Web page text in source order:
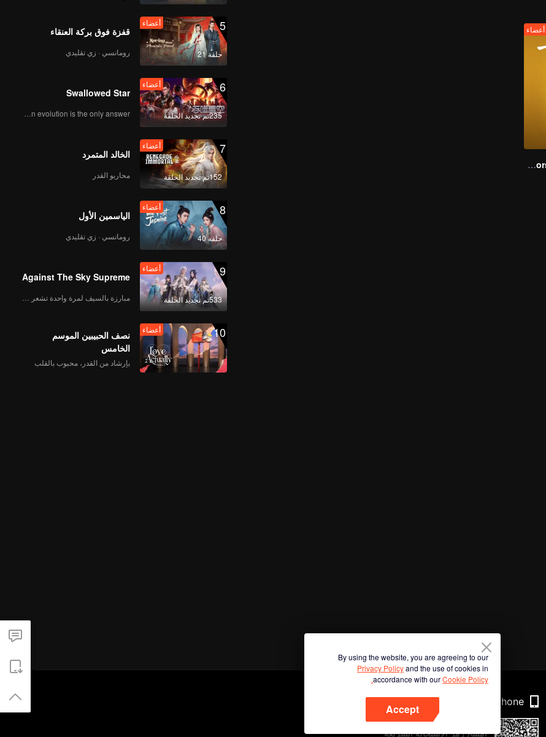
أعضاء
Flavors from The River
5
حلقة 21
أعضاء
قفزة فوق بركة العنقاء
رومانسي · زي تقليدي
6
235تم تجديد الحلقة
أعضاء
Swallowed Star
Human evolution is the only answer.
7
152تم تجديد الحلقة
أعضاء
الخالد المتمرد
محاربو القدر
8
حلقة 40
أعضاء
الياسمين الأول
رومانسي · زي تقليدي
9
533تم تجديد الحلقة
أعضاء
Against The Sky Supreme
10 أعضاء
نصف الحبيبين الموسم
الخامس
بإرشاد من القدر، محبوب بالقلب
By using the website, you are agreeing to our
Privacy Policyand the use of cookies in
accordance with ourCookie Policy.
Accept
Phone
امسح رمز الاستجابة السريعة